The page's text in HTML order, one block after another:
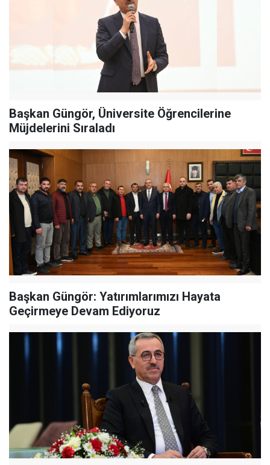
Başkan Güngör, Üniversite Öğrencilerine
Müjdelerini Sıraladı
Başkan Güngör: Yatırımlarımızı Hayata
Geçirmeye Devam Ediyoruz